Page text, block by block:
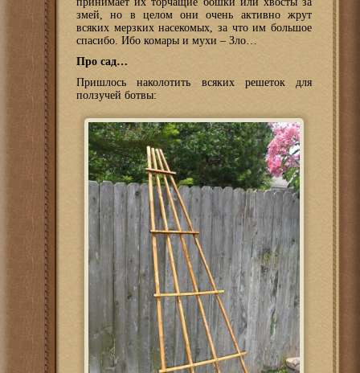
змей, но в целом они очень активно жрут
всяких мерзких насекомых, за что им большое
спасибо. Ибо комары и мухи – Зло…
Про сад…
Пришлось наколотить всяких решеток для
ползучей ботвы: